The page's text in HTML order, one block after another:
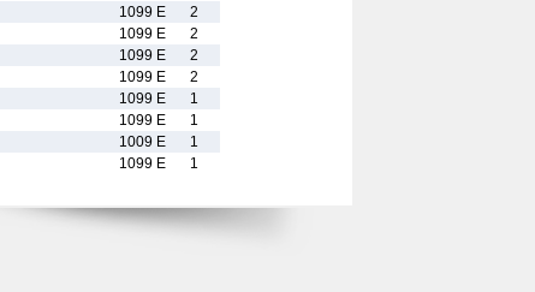
1099 E
2
1099 E
2
1099 E
2
1099 E
2
1099 E
1
1099 E
1
1009 E
1
1099 E 1